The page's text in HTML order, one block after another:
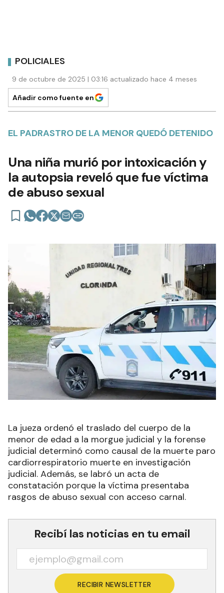
POLICIALES
9 de octubre de 2025 | 03:16 actualizado hace 4 meses
Añadir como fuente en
EL PADRASTRO DE LA MENOR QUEDÓ DETENIDO
Una niña murió por intoxicación y
la autopsia reveló que fue víctima
de abuso sexual
La jueza ordenó el traslado del cuerpo de la
menor de edad a la morgue judicial y la forense
judicial determinó como causal de la muerte paro
cardiorrespiratorio muerte en investigación
judicial. Además, se labró un acta de
constatación porque la víctima presentaba
rasgos de abuso sexual con acceso carnal.
Recibí las noticias en tu email
RECIBIR NEWSLETTER